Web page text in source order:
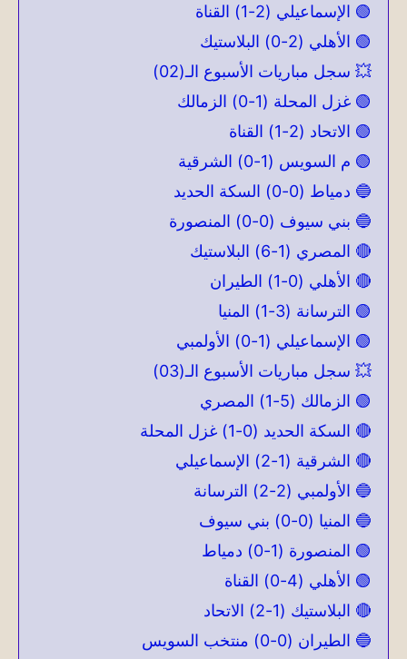
🟢 الإسماعيلي (2-1) القناة
🟢 الأهلي (2-0) البلاستيك
💥 سجل مباريات الأسبوع الـ(02)
🟢 غزل المحلة (1-0) الزمالك
🟢 الاتحاد (2-1) القناة
🟢 م السويس (1-0) الشرقية
🔵 دمياط (0-0) السكة الحديد
🔵 بني سيوف (0-0) المنصورة
🔴 المصري (1-6) البلاستيك
🔴 الأهلي (0-1) الطيران
🟢 الترسانة (3-1) المنيا
🟢 الإسماعيلي (1-0) الأولمبي
💥 سجل مباريات الأسبوع الـ(03)
🟢 الزمالك (5-1) المصري
🔴 السكة الحديد (0-1) غزل المحلة
🔴 الشرقية (1-2) الإسماعيلي
🔵 الأولمبي (2-2) الترسانة
🔵 المنيا (0-0) بني سيوف
🟢 المنصورة (1-0) دمياط
🟢 الأهلي (4-0) القناة
🔴 البلاستيك (1-2) الاتحاد
🔵 الطيران (0-0) منتخب السويس